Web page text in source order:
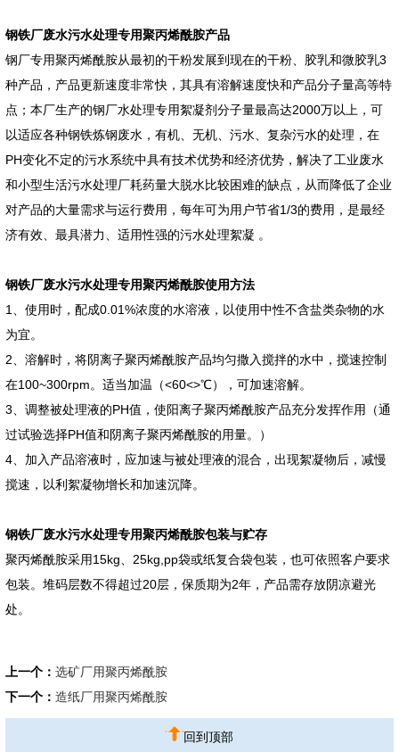
钢铁厂废水污水处理专用聚丙烯酰胺产品
钢厂专用聚丙烯酰胺从最初的干粉发展到现在的干粉、胶乳和微胶乳3
种产品，产品更新速度非常快，其具有溶解速度快和产品分子量高等特
点；本厂生产的钢厂水处理专用絮凝剂分子量最高达2000万以上，可
以适应各种钢铁炼钢废水，有机、无机、污水、复杂污水的处理，在
PH变化不定的污水系统中具有技术优势和经济优势，解决了工业废水
和小型生活污水处理厂耗药量大脱水比较困难的缺点，从而降低了企业
对产品的大量需求与运行费用，每年可为用户节省1/3的费用，是最经
济有效、最具潜力、适用性强的污水处理絮凝 。
钢铁厂废水污水处理专用聚丙烯酰胺使用方法
1、使用时，配成0.01%浓度的水溶液，以使用中性不含盐类杂物的水
为宜。
2、溶解时，将阴离子聚丙烯酰胺产品均匀撒入搅拌的水中，搅速控制
在100~300rpm。适当加温（<60<>℃），可加速溶解。
3、调整被处理液的PH值，使阳离子聚丙烯酰胺产品充分发挥作用（通
过试验选择PH值和阴离子聚丙烯酰胺的用量。）
4、加入产品溶液时，应加速与被处理液的混合，出现絮凝物后，减慢
搅速，以利絮凝物增长和加速沉降。
钢铁厂废水污水处理专用聚丙烯酰胺包装与贮存
聚丙烯酰胺采用15kg、25kg,pp袋或纸复合袋包装，也可依照客户要求
包装。堆码层数不得超过20层，保质期为2年，产品需存放阴凉避光
处。
上一个： 选矿厂用聚丙烯酰胺
下一个： 造纸厂用聚丙烯酰胺
回到顶部